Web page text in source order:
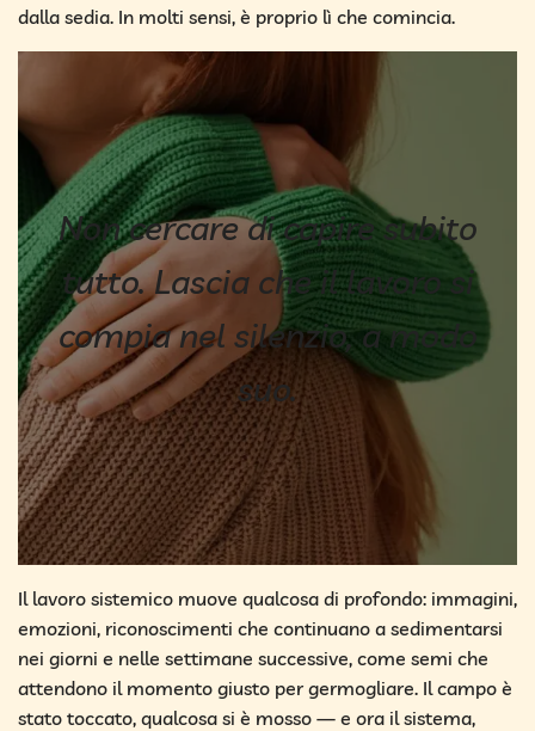
dalla sedia. In molti sensi, è proprio lì che comincia.
Non cercare di capire subito
tutto. Lascia che il lavoro si
compia nel silenzio, a modo
suo.
Il lavoro sistemico muove qualcosa di profondo: immagini,
emozioni, riconoscimenti che continuano a sedimentarsi
nei giorni e nelle settimane successive, come semi che
attendono il momento giusto per germogliare. Il campo è
stato toccato, qualcosa si è mosso — e ora il sistema,